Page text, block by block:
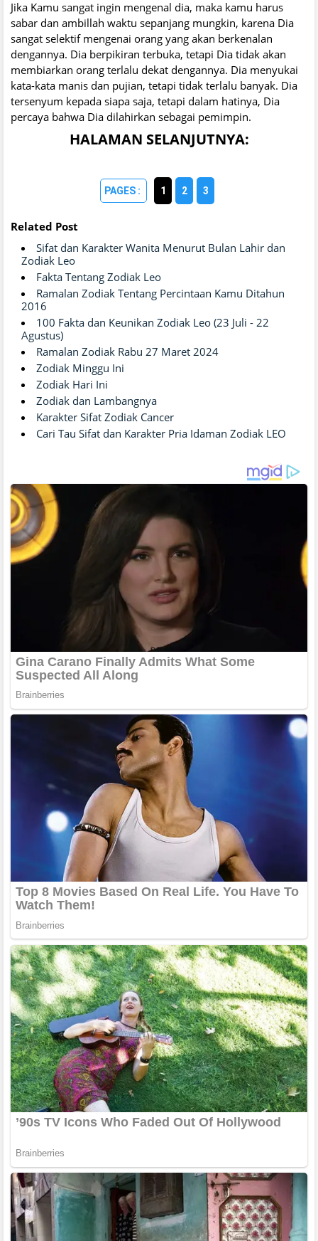
Jika Kamu sangat ingin mengenal dia, maka kamu harus
sabar dan ambillah waktu sepanjang mungkin, karena Dia
sangat selektif mengenai orang yang akan berkenalan
dengannya. Dia berpikiran terbuka, tetapi Dia tidak akan
membiarkan orang terlalu dekat dengannya. Dia menyukai
kata-kata manis dan pujian, tetapi tidak terlalu banyak. Dia
tersenyum kepada siapa saja, tetapi dalam hatinya, Dia
percaya bahwa Dia dilahirkan sebagai pemimpin.
HALAMAN SELANJUTNYA:
1 2 3
Related Post
Sifat dan Karakter Wanita Menurut Bulan Lahir dan
Zodiak Leo
Fakta Tentang Zodiak Leo
Ramalan Zodiak Tentang Percintaan Kamu Ditahun
2016
100 Fakta dan Keunikan Zodiak Leo (23 Juli - 22
Agustus)
Ramalan Zodiak Rabu 27 Maret 2024
Zodiak Minggu Ini
Zodiak Hari Ini
Zodiak dan Lambangnya
Karakter Sifat Zodiak Cancer
Cari Tau Sifat dan Karakter Pria Idaman Zodiak LEO